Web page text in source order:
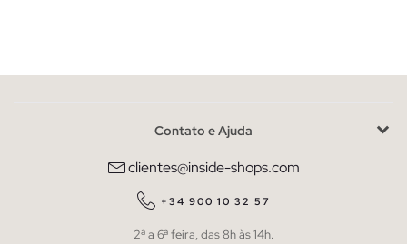
Contato e Ajuda
clientes@inside-shops.com
+34 900 10 32 57
2ª a 6ª feira, das 8h às 14h.